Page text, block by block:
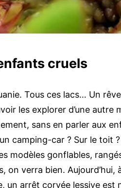
cruels
Tous ces lacs… Un
les explorer d’une autre
sans en parler aux
camping-car ? Sur le toit
modèles gonflables,
on verra bien.
un arrêt corvée lessive est